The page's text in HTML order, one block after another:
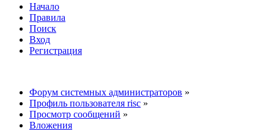
Начало
Правила
Поиск
Вход
Регистрация
Форум системных администраторов »
Профиль пользователя risc »
Просмотр сообщений »
Вложения